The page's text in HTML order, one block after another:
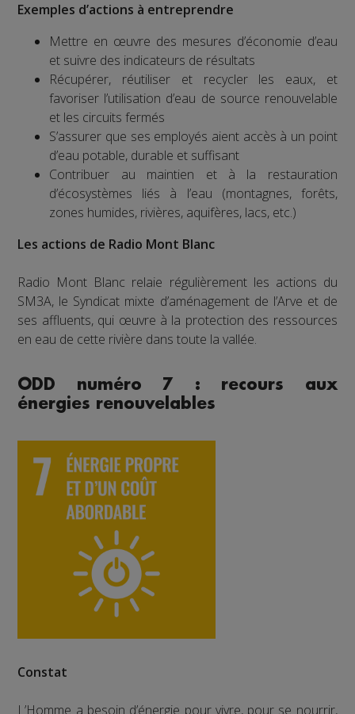
Exemples d’actions à entreprendre
Mettre en œuvre des mesures d’économie d’eau
et suivre des indicateurs de résultats
Récupérer, réutiliser et recycler les eaux, et
favoriser l’utilisation d’eau de source renouvelable
et les circuits fermés
S’assurer que ses employés aient accès à un point
d’eau potable, durable et suffisant
Contribuer au maintien et à la restauration
d’écosystèmes liés à l’eau (montagnes, forêts,
zones humides, rivières, aquifères, lacs, etc.)
Les actions de Radio Mont Blanc
Radio Mont Blanc relaie régulièrement les actions du
SM3A, le Syndicat mixte d’aménagement de l’Arve et de
ses affluents, qui œuvre à la protection des ressources
en eau de cette rivière dans toute la vallée.
ODD numéro 7 : recours aux
énergies renouvelables
Constat
L’Homme a besoin d’énergie pour vivre, pour se nourrir,